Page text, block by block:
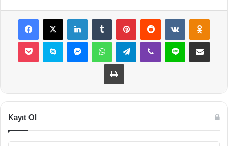
Facebook
X LinkedInTumblr PinterestReddit VKontakte
Pocket Skype MessengerWhatsAppTelegramViber Line E-Posta ile
Yazdır
Kayıt Ol